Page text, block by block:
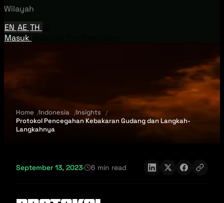
Wilayah
EN AE TH
Masuk
Home Indonesia
Insights
Protokol Pencegahan Kebakaran Gudang dan Langkah-
Langkahnya
September 13, 2023· 6 min read